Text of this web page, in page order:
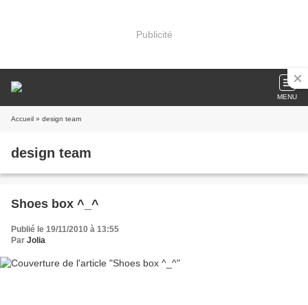
Publicité
MENU
Accueil » design team
design team
Shoes box ^_^
Publié le 19/11/2010 à 13:55
Par Jolia